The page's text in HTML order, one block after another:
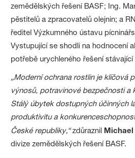
zemědělských řešení BASF; Ing.
pěstitelů a zpracovatelů olejnin; a
ředitel Výzkumného ústavu
Vystupující se shodli na hodnocení
potřebě urychleného řešení stávající
„Moderní ochrana rostlin je klíčová
výnosů, potravinové bezpečnosti a
Stálý úbytek dostupných účinných
produktivitu a
České republiky,“zdůraznil Michael
divize zemědělských řešení BASF.